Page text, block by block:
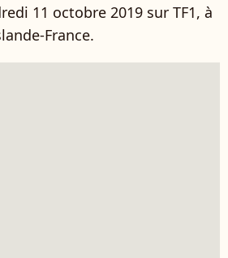
11 octobre 2019 sur TF1, à
France.